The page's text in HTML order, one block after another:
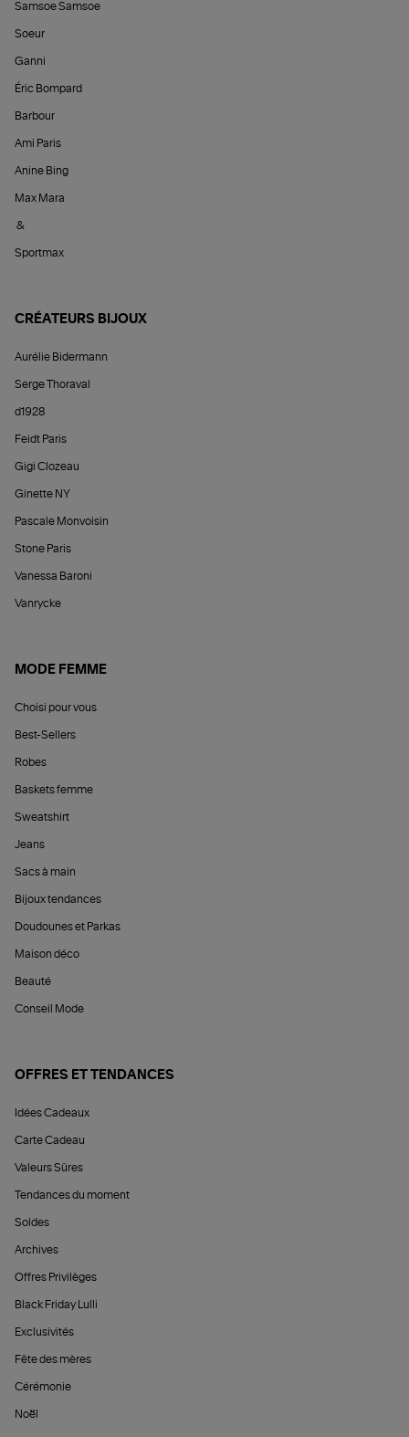
Samsoe Samsoe
Soeur
Ganni
Éric Bompard
Barbour
Ami Paris
Anine Bing
Max Mara
&
Sportmax
CRÉATEURS BIJOUX
Aurélie Bidermann
Serge Thoraval
d1928
Feidt Paris
Gigi Clozeau
Ginette NY
Pascale Monvoisin
Stone Paris
Vanessa Baroni
Vanrycke
MODE FEMME
Choisi pour vous
Best-Sellers
Robes
Baskets femme
Sweatshirt
Jeans
Sacs à main
Bijoux tendances
Doudounes et Parkas
Maison déco
Beauté
Conseil Mode
OFFRES ET TENDANCES
Idées Cadeaux
Carte Cadeau
Valeurs Sûres
Tendances du moment
Soldes
Archives
Offres Privilèges
Black Friday Lulli
Exclusivités
Fête des mères
Cérémonie
Noël